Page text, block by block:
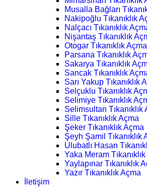
Musalla Bağları
Nakipoğlu Tıkanıklık
Nalçacı Tıkanıklık
Nişantaş Tıkanıklık
Otogar Tıkanıklık Açma
Parsana Tıkanıklık
Sakarya Tıkanıklık
Sancak Tıkanıklık
Sarı Yakup Tıkanıklık
Selçuklu Tıkanıklık
Selimiye Tıkanıklık
Selimsultan Tıkanıklık
Sille Tıkanıklık Açma
Şeker Tıkanıklık Açma
Şeyh Şamil Tıkanıklık
Ulubatlı Hasan
Yaka Meram
Yaylapınar Tıkanıklık
Yazır Tıkanıklık Açma
İletişim